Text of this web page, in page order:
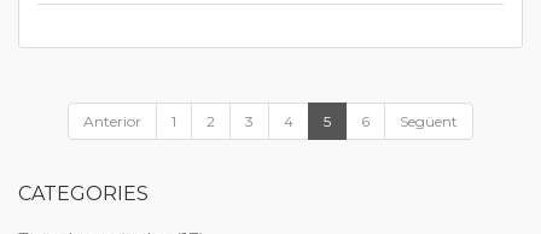
Anterior 1 2 3 4 5 6 Següent
CATEGORIES